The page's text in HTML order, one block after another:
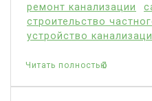
ремонт канализации
строительство
устройство
Читать полностью